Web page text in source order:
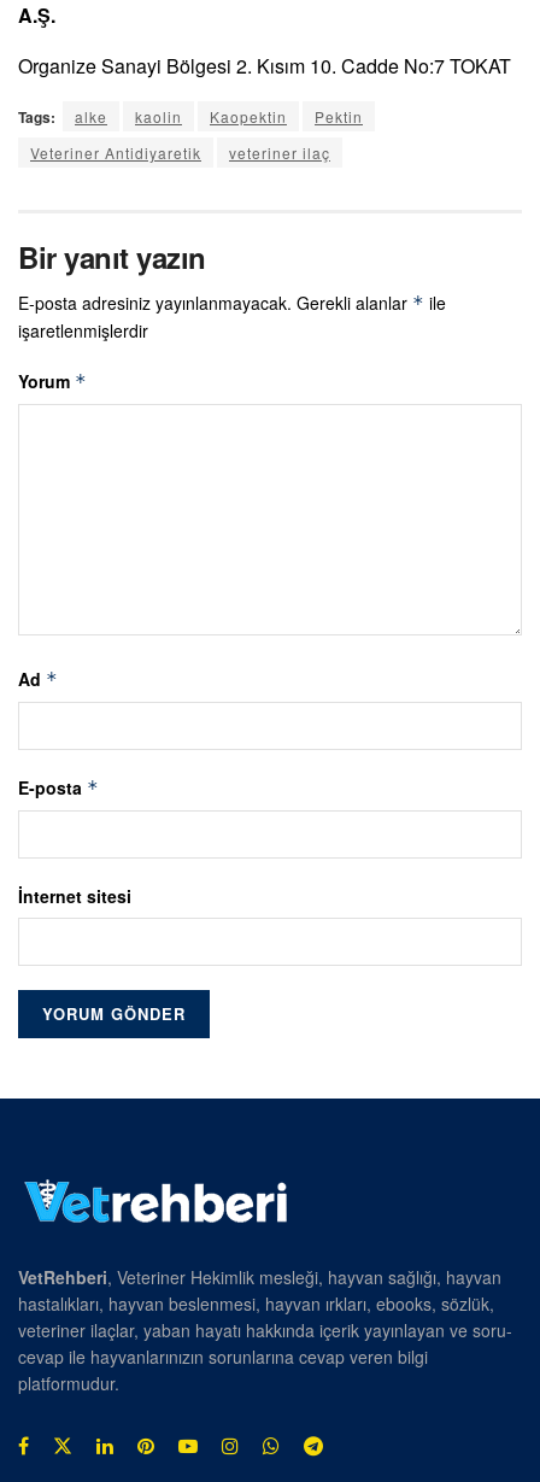
A.Ş.
Organize Sanayi Bölgesi 2. Kısım 10. Cadde No:7 TOKAT
Tags: alke kaolin Kaopektin
Pektin
Veteriner Antidiyaretik
veteriner ilaç
Bir yanıt yazın
E-posta adresiniz yayınlanmayacak. Gerekli alanlar * ile
işaretlenmişlerdir
Yorum *
Ad *
E-posta *
İnternet sitesi
VetRehberi, Veteriner Hekimlik mesleği, hayvan sağlığı, hayvan
hastalıkları, hayvan beslenmesi, hayvan ırkları, ebooks, sözlük,
veteriner ilaçlar, yaban hayatı hakkında içerik yayınlayan ve soru-
cevap ile hayvanlarınızın sorunlarına cevap veren bilgi
platformudur.